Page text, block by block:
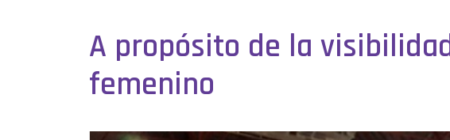
A propósito de la
femenino